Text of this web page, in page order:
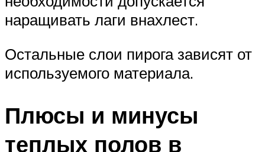
наращивать лаги внахлест.
Остальные слои пирога зависят от
используемого материала.
Плюсы и минусы
теплых полов в